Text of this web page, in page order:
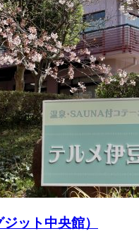
ット中央館）